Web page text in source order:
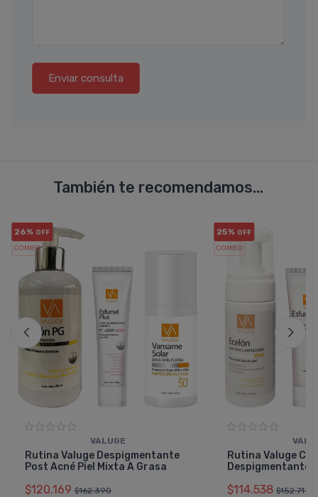
Enviar consulta
También te recomendamos...
26% OFF
COMBO
VALUGE
Rutina Valuge Despigmentante
Post Acné Piel Mixta A Grasa
$120.169 $162.390
25% OFF
COMBO
Rutina Valuge
Despigmentante
$114.538 $152.717